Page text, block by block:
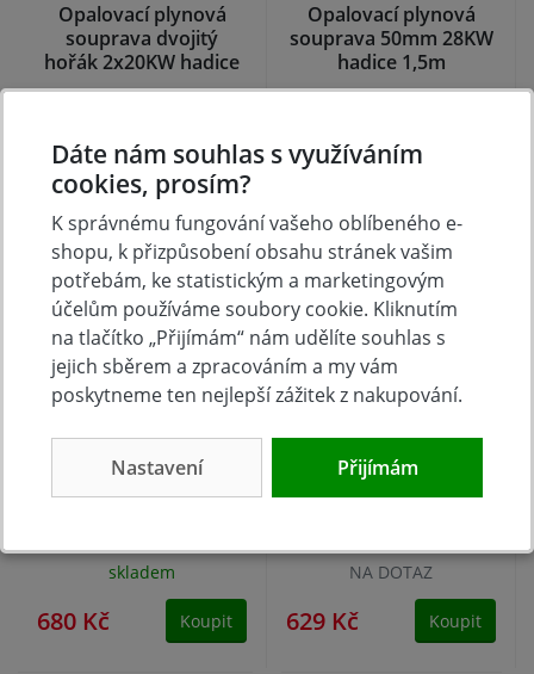
Opalovací plynová
souprava dvojitý
hořák 2x20KW hadice
5m
623 Kč Koupit
Opalovací plynová
souprava 50mm 28KW
hadice 1,5m
610 Kč
skladem
680 Kč Koupit
MEVA Hořák UNI 360°
NA DOTAZ
629 Kč Koupit
Dáte nám souhlas s využíváním
cookies, prosím?
K správnému fungování vašeho oblíbeného e-
shopu, k přizpůsobení obsahu stránek vašim
potřebám, ke statistickým a marketingovým
účelům používáme soubory cookie. Kliknutím
na tlačítko „Přijímám“ nám udělíte souhlas s
jejich sběrem a zpracováním a my vám
poskytneme ten nejlepší zážitek z nakupování.
Nastavení Přijímám